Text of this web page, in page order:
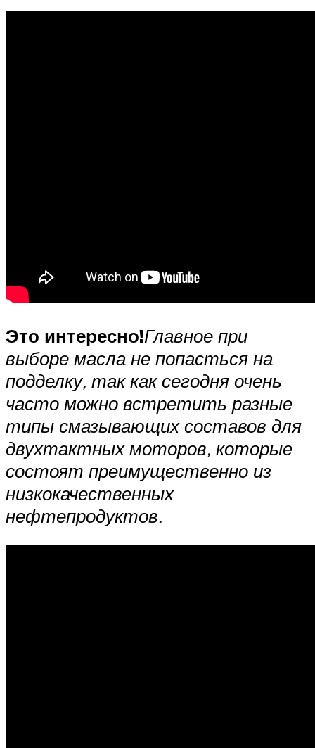
Это интересно!Главное при
выборе масла не попасться на
подделку, так как сегодня очень
часто можно встретить разные
типы смазывающих составов для
двухтактных моторов, которые
состоят преимущественно из
низкокачественных
нефтепродуктов.